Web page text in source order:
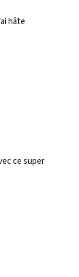
hâte
ce super